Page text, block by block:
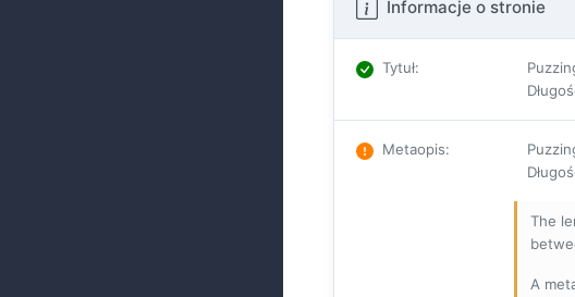
Informacje o stronie
Tytuł:
Metaopis:
The
A